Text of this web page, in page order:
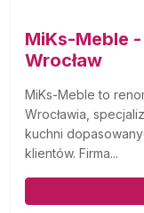
MiKs-Meble
Wrocław
MiKs-Meble to
Wrocławia,
kuchni
klientów. Firma...